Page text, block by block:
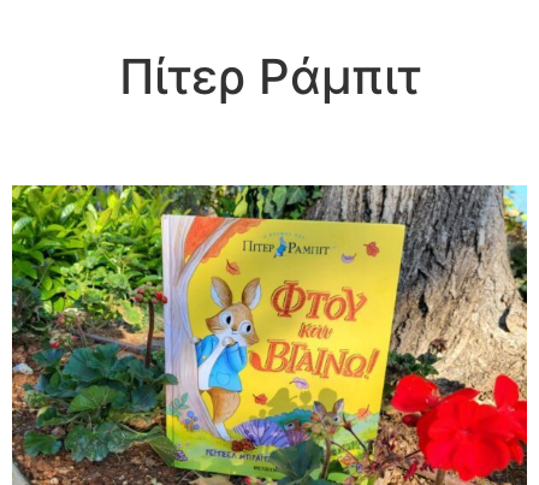
Πίτερ Ράμπιτ